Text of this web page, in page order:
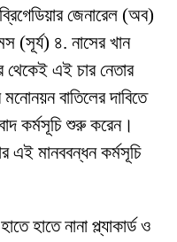
জেনারেল (অব)
(সূর্য) ৪. নাসের খান
এই চার নেতার
বাতিলের দাবিতে
কর্মসূচি শুরু করেন।
এই মানববন্ধন কর্মসূচি
হাতে নানা প্ল্যাকার্ড ও